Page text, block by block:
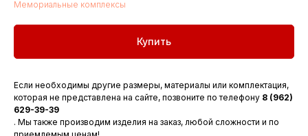
Мемориальные комплексы
Купить
Если необходимы другие размеры, материалы или комплектация,
которая не представлена на сайте, позвоните по телефону 8 (962)
629-39-39
. Мы также производим изделия на заказ, любой сложности и по